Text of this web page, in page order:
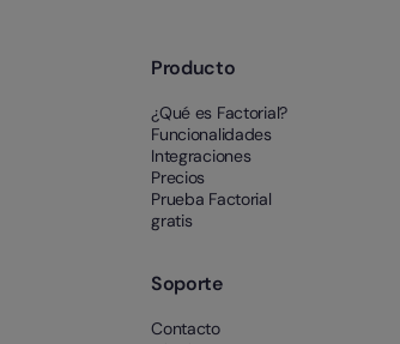
Producto
¿Qué es Factorial?
Funcionalidades
Integraciones
Precios
Prueba Factorial
gratis
Soporte
Contacto